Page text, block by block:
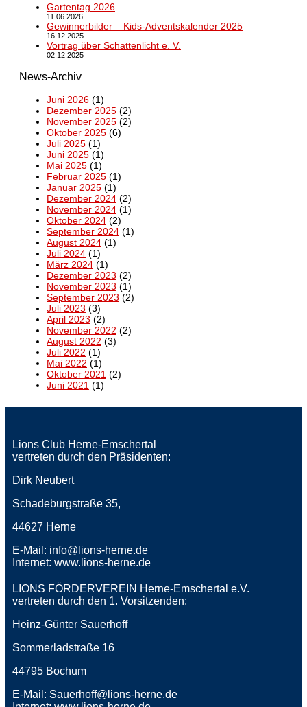
Gartentag 2026
11.06.2026
Gewinnerbilder – Kids-Adventskalender 2025
16.12.2025
Vortrag über Schattenlicht e. V.
02.12.2025
News-Archiv
Juni 2026 (1)
Dezember 2025 (2)
November 2025 (2)
Oktober 2025 (6)
Juli 2025 (1)
Juni 2025 (1)
Mai 2025 (1)
Februar 2025 (1)
Januar 2025 (1)
Dezember 2024 (2)
November 2024 (1)
Oktober 2024 (2)
September 2024 (1)
August 2024 (1)
Juli 2024 (1)
März 2024 (1)
Dezember 2023 (2)
November 2023 (1)
September 2023 (2)
Juli 2023 (3)
April 2023 (2)
November 2022 (2)
August 2022 (3)
Juli 2022 (1)
Mai 2022 (1)
Oktober 2021 (2)
Juni 2021 (1)
Lions Club Herne-Emschertal
vertreten durch den Präsidenten:
Dirk Neubert
Schadeburgstraße 35,
44627 Herne
E-Mail: info@lions-herne.de
Internet: www.lions-herne.de
LIONS FÖRDERVEREIN Herne-Emschertal e.V.
vertreten durch den 1. Vorsitzenden:
Heinz-Günter Sauerhoff
Sommerladstraße 16
44795 Bochum
E-Mail: Sauerhoff@lions-herne.de